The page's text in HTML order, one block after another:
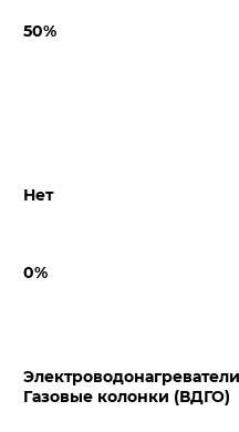
50%
Нет
0%
Газовые колонки (ВДГО)